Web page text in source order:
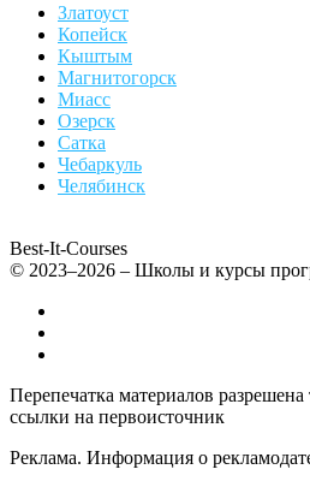
Златоуст
Копейск
Кыштым
Магнитогорск
Миасс
Озерск
Сатка
Чебаркуль
Челябинск
Best-It-Courses
© 2023–2026 – Школы и курсы
Перепечатка материалов разрешена
ссылки на первоисточник
Реклама. Информация о